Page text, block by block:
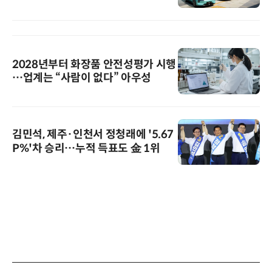
2028년부터 화장품 안전성평가 시행
…업계는 “사람이 없다” 아우성
김민석, 제주·인천서 정청래에 '5.67
P%'차 승리…누적 득표도 金 1위